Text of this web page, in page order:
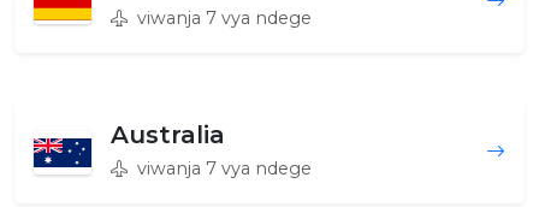
viwanja 7 vya ndege
Australia
viwanja 7 vya ndege